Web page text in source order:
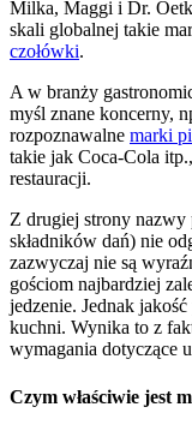
Milka, Maggi i Dr.
skali globalnej takie
czołówki.
A w branży
myśl znane koncerny,
rozpoznawalne marki
takie jak Coca-Cola
restauracji.
Z drugiej strony nazwy
składników dań) nie
zazwyczaj nie są
gościom najbardziej
jedzenie. Jednak
kuchni. Wynika to z
wymagania dotyczące
Czym właściwie jest